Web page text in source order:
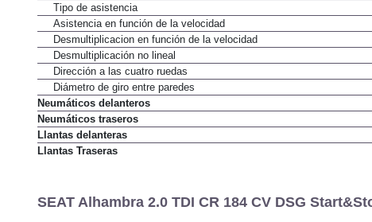
Tipo de asistencia
Asistencia en función de la velocidad
Desmultiplicacion en función de la velocidad
Desmultiplicación no lineal
Dirección a las cuatro ruedas
Diámetro de giro entre paredes
Neumáticos delanteros
Neumáticos traseros
Llantas delanteras
Llantas Traseras
SEAT Alhambra 2.0 TDI CR 184 CV DSG